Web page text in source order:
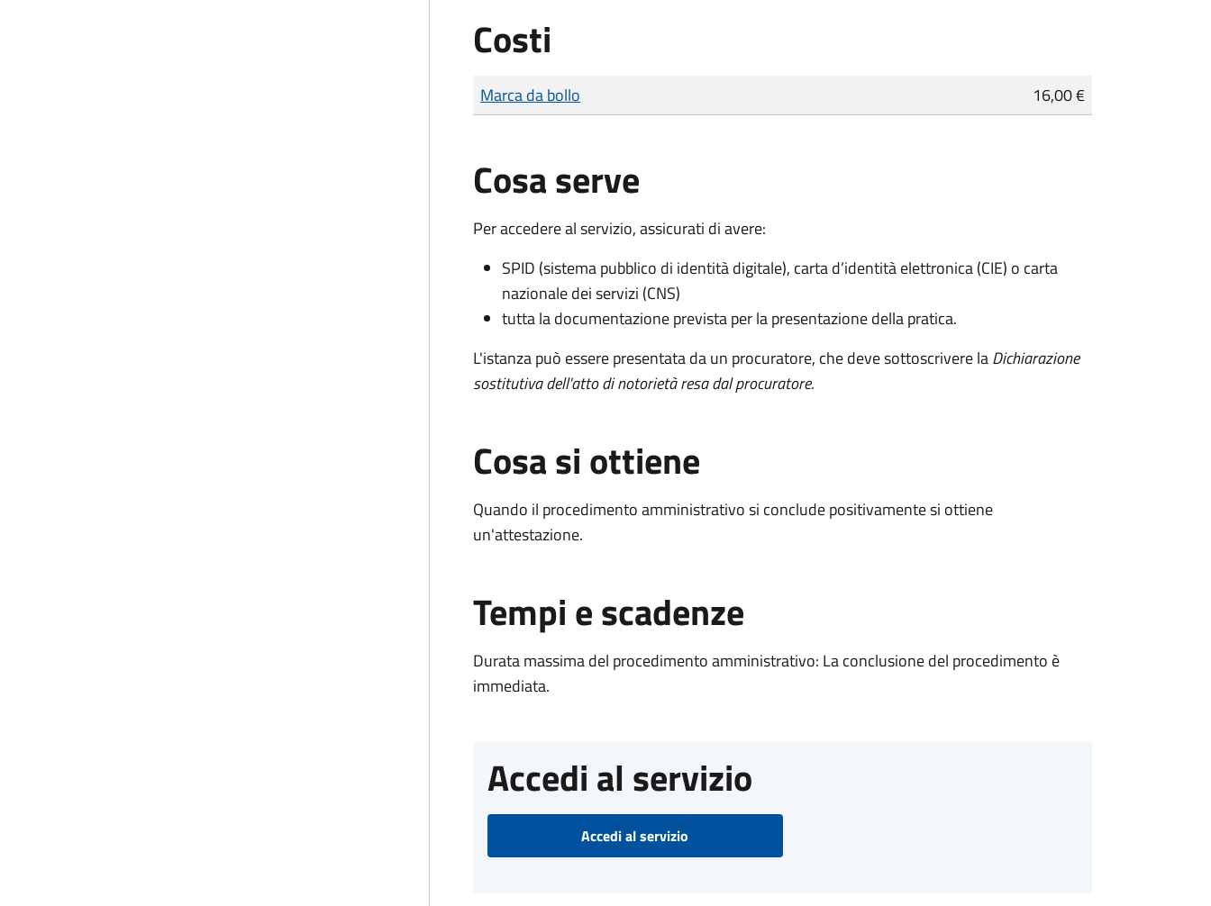
Costi
Tipo di pagamento
Importo
Marca da bollo 16,00 €
Cosa serve
Per accedere al servizio, assicurati di avere:
SPID (sistema pubblico di identità digitale), carta d’identità elettronica (CIE) o carta
nazionale dei servizi (CNS)
tutta la documentazione prevista per la presentazione della pratica.
L'istanza può essere presentata da un procuratore, che deve sottoscrivere laDichiarazione
sostitutiva dell'atto di notorietà resa dal procuratore.
Cosa si ottiene
Quando il procedimento amministrativo si conclude positivamente si ottiene
un'attestazione.
Tempi e scadenze
Durata massima del procedimento amministrativo: La conclusione del procedimento è
immediata.
Accedi al servizio
Accedi al servizio